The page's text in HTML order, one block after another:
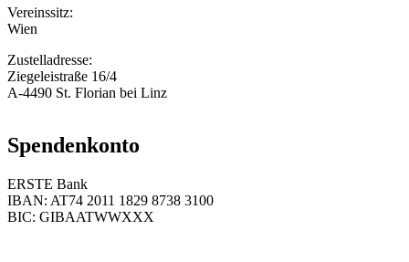
Vereinssitz:
Wien
Zustelladresse:
Ziegeleistraße 16/4
A-4490 St. Florian bei Linz
Spendenkonto
ERSTE Bank
IBAN: AT74 2011 1829 8738 3100
BIC: GIBAATWWXXX